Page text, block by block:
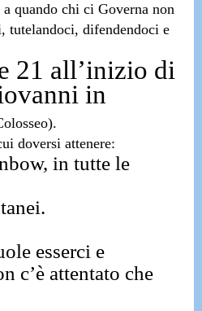
quando chi ci Governa non
tutelandoci, difendendoci e
21 all’inizio di
in
doversi attenere:
in tutte le
esserci e
c’è attentato che